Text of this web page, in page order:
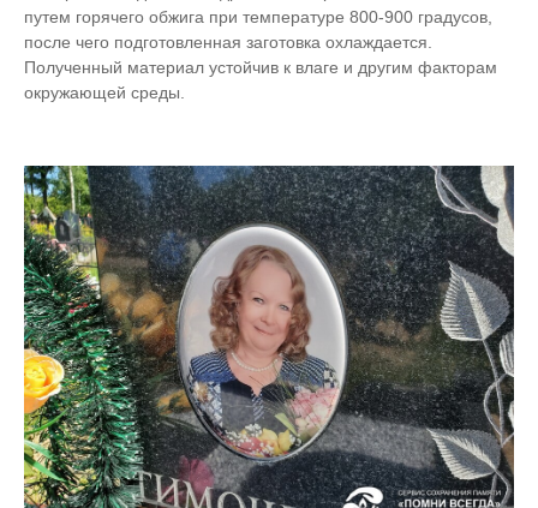
путем горячего обжига при температуре 800-900 градусов,
после чего подготовленная заготовка охлаждается.
Полученный материал устойчив к влаге и другим факторам
окружающей среды.